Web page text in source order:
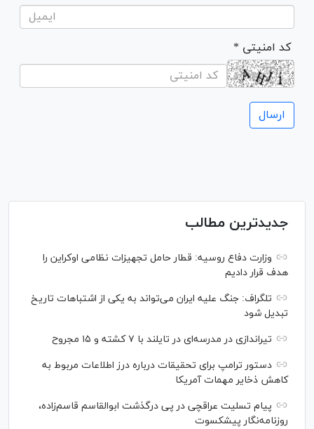
* کد امنیتی
جدیدترین مطالب
وزارت دفاع روسیه: قطار حامل تجهیزات نظامی اوکراین را
هدف قرار دادیم
تلگراف: جنگ علیه ایران می‌تواند به یکی از اشتباهات تاریخ
تبدیل شود
تیراندازی در مدرسه‌ای در تایلند با ۷ کشته و ۱۵ مجروح
دستور ترامپ برای تحقیقات درباره درز اطلاعات مربوط به
کاهش ذخایر مهمات آمریکا
پیام تسلیت عراقچی در پی درگذشت ابوالقاسم قاسم‌زاده،
روزنامه‌نگار پیشکسوت